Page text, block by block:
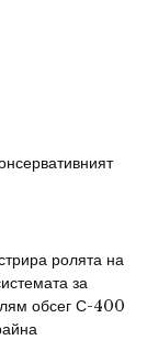
ролята на
за
обсег С-400